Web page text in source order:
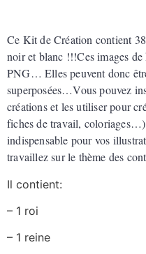
Ce Kit de Création contient
noir et blanc !!!Ces images
PNG… Elles peuvent donc
superposées…Vous pouvez
créations et les utiliser pour
fiches de travail,
indispensable pour vos
travaillez sur le thème des
Il contient:
– 1 roi
– 1 reine